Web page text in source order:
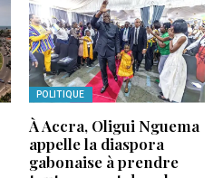
POLITIQUE
À Accra, Oligui Nguema
appelle la diaspora
gabonaise à prendre